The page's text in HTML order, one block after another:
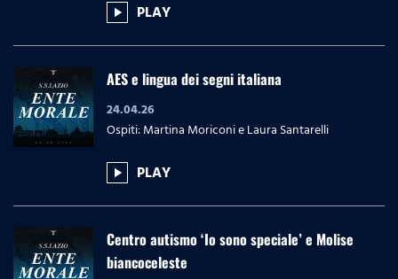
play_arrow PLAY
AES e lingua dei segni italiana
24.04.26
Ospiti: Martina Moriconi e Laura Santarelli
play_arrow PLAY
Centro autismo ‘Io sono speciale’ e Molise
biancoceleste